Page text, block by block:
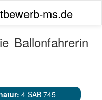
ms.de
Ballonfahrerin
4 SAB 745